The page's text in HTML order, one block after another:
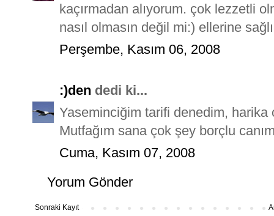
kaçırmadan alıyorum. çok lezzetli
nasıl olmasın değil mi:) ellerine
Perşembe, Kasım 06, 2008
:)den dedi ki...
Yaseminciğim tarifi denedim, harika
Mutfağım sana çok şey borçlu
Cuma, Kasım 07, 2008
Yorum Gönder
Sonraki Kayıt